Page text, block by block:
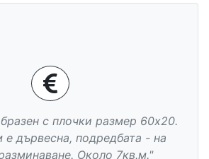
с плочки размер 60х20.
дървесна, подредбата - на
Около 7кв.м."